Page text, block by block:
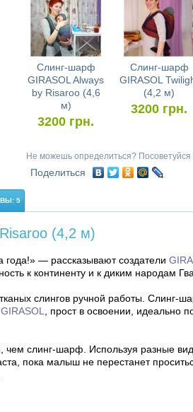
Слинг-шарф
GIRASOL Always
by Risaroo (4,6
м)
3200 грн.
Слинг-шарф
GIRASOL
(4,2 м)
3200 грн.
Не можешь определиться? Посоветуйся
Поделиться
5
(4,2 м)
года!» — рассказывают создатели
к континенту и к диким народам
слингов ручной работы. Слинг-
GIRASOL
, прост в освоении, идеально
чем слинг-шарф. Используя разные
пока малыш не перестанет